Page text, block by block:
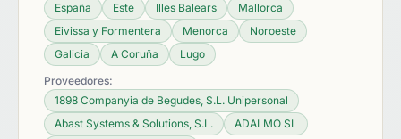
España
Este Illes Balears
Mallorca
Eivissa y Formentera
Menorca
Noroeste
Galicia
A Coruña
Lugo
Proveedores:
1898 Companyia de Begudes, S.L. Unipersonal
Abast Systems & Solutions, S.L.
ADALMO SL